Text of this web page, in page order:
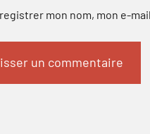
mon nom, mon e-